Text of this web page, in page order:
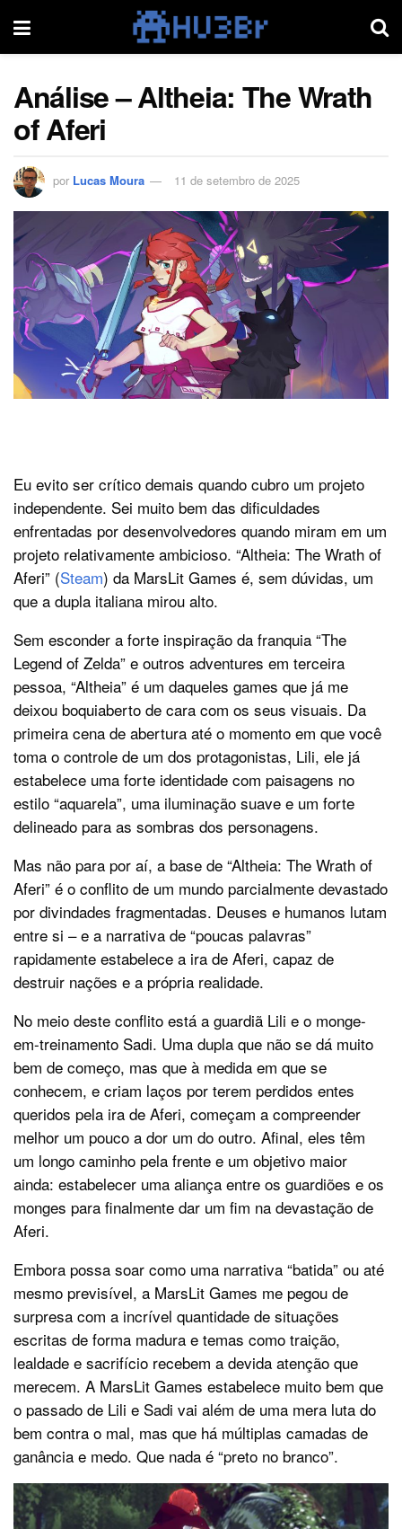
Análise – Altheia: The Wrath
of Aferi
por Lucas Moura 11 de setembro de 2025
Eu evito ser crítico demais quando cubro um projeto
independente. Sei muito bem das dificuldades
enfrentadas por desenvolvedores quando miram em um
projeto relativamente ambicioso. “Altheia: The Wrath of
Aferi” (Steam) da MarsLit Games é, sem dúvidas, um
que a dupla italiana mirou alto.
Sem esconder a forte inspiração da franquia “The
Legend of Zelda” e outros adventures em terceira
pessoa, “Altheia” é um daqueles games que já me
deixou boquiaberto de cara com os seus visuais. Da
primeira cena de abertura até o momento em que você
toma o controle de um dos protagonistas, Lili, ele já
estabelece uma forte identidade com paisagens no
estilo “aquarela”, uma iluminação suave e um forte
delineado para as sombras dos personagens.
Mas não para por aí, a base de “Altheia: The Wrath of
Aferi” é o conflito de um mundo parcialmente devastado
por divindades fragmentadas. Deuses e humanos lutam
entre si – e a narrativa de “poucas palavras”
rapidamente estabelece a ira de Aferi, capaz de
destruir nações e a própria realidade.
No meio deste conflito está a guardiã Lili e o monge-
em-treinamento Sadi. Uma dupla que não se dá muito
bem de começo, mas que à medida em que se
conhecem, e criam laços por terem perdidos entes
queridos pela ira de Aferi, começam a compreender
melhor um pouco a dor um do outro. Afinal, eles têm
um longo caminho pela frente e um objetivo maior
ainda: estabelecer uma aliança entre os guardiões e os
monges para finalmente dar um fim na devastação de
Aferi.
Embora possa soar como uma narrativa “batida” ou até
mesmo previsível, a MarsLit Games me pegou de
surpresa com a incrível quantidade de situações
escritas de forma madura e temas como traição,
lealdade e sacrifício recebem a devida atenção que
merecem. A MarsLit Games estabelece muito bem que
o passado de Lili e Sadi vai além de uma mera luta do
bem contra o mal, mas que há múltiplas camadas de
ganância e medo. Que nada é “preto no branco”.